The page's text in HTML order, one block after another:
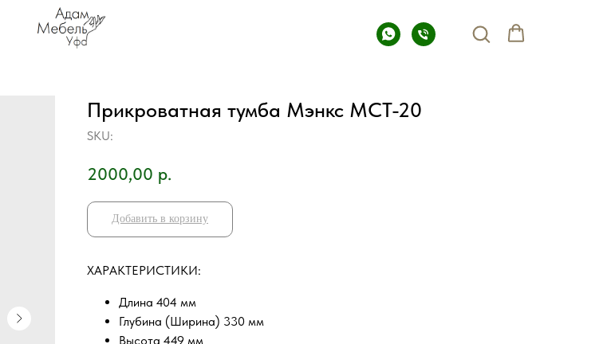
Прикроватная тумба Мэнкс МСТ-20
SKU:
2000,00 р.
Добавить в корзину
ХAРAKТEPИCТИKИ:
Длина 404 мм
Глубина (Ширина) 330 мм
Высота 449 мм